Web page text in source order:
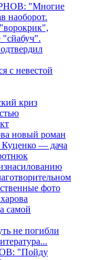
"Многие
наоборот.
с невестой
криз
новый роман
— дача
фото
самой
не погибли
"Пойду